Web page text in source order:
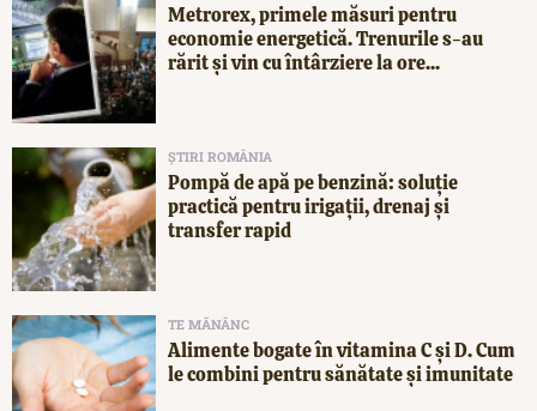
Metrorex, primele măsuri pentru
economie energetică. Trenurile s-au
rărit și vin cu întârziere la ore...
ȘTIRI ROMÂNIA
Pompă de apă pe benzină: soluție
practică pentru irigații, drenaj și
transfer rapid
TE MĂNÂNC
Alimente bogate în vitamina C și D. Cum
le combini pentru sănătate și imunitate